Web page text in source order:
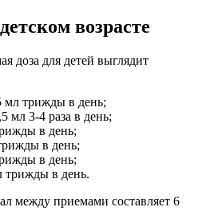
возрасте
доза для детей выглядит
трижды в день;
мл 3-4 раза в день;
в день;
в день;
в день;
трижды в день.
между приемами составляет 6